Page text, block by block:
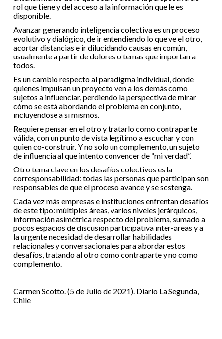
rol que tiene y del acceso a la información que le es
disponible.
Avanzar generando inteligencia colectiva es un proceso
evolutivo y dialógico, de ir entendiendo lo que ve el otro,
acortar distancias e ir dilucidando causas en común,
usualmente a partir de dolores o temas que importan a
todos.
Es un cambio respecto al paradigma individual, donde
quienes impulsan un proyecto ven a los demás como
sujetos a influenciar, perdiendo la perspectiva de mirar
cómo se está abordando el problema en conjunto,
incluyéndose a sí mismos.
Requiere pensar en el otro y tratarlo como contraparte
válida, con un punto de vista legítimo a escuchar y con
quien co-construir. Y no solo un complemento, un sujeto
de influencia al que intento convencer de “mi verdad”.
Otro tema clave en los desafíos colectivos es la
corresponsabilidad: todas las personas que participan son
responsables de que el proceso avance y se sostenga.
Cada vez más empresas e instituciones enfrentan desafíos
de este tipo: múltiples áreas, varios niveles jerárquicos,
información asimétrica respecto del problema, sumado a
pocos espacios de discusión participativa inter-áreas y a
la urgente necesidad de desarrollar habilidades
relacionales y conversacionales para abordar estos
desafíos, tratando al otro como contraparte y no como
complemento.
Carmen Scotto. (5 de Julio de 2021). Diario La Segunda,
Chile